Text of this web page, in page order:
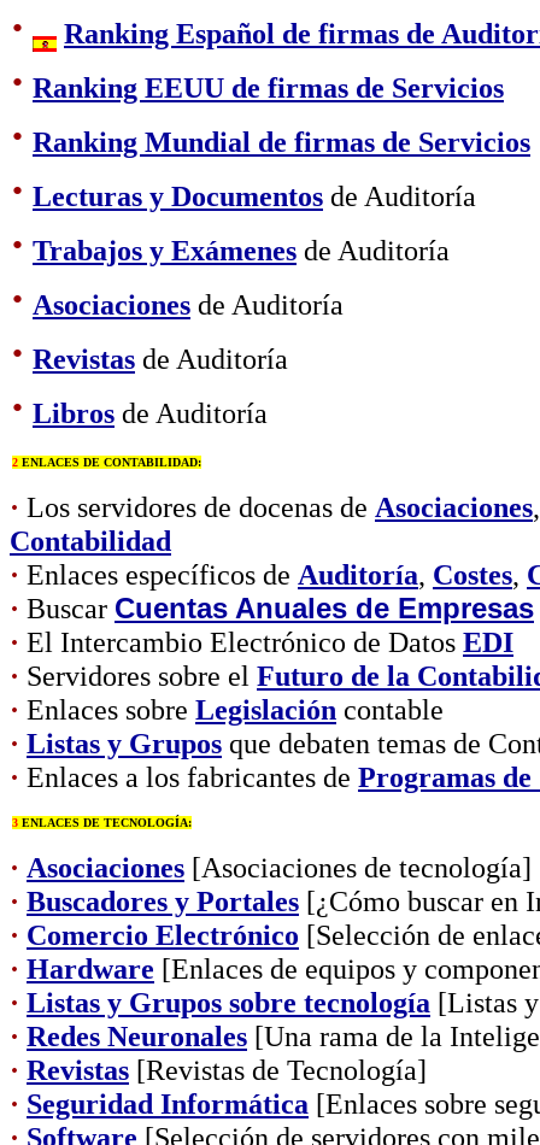
· Ranking Español de firmas de
· Ranking EEUU de firmas de Servicios
· Ranking Mundial de firmas de Servicios
· Lecturas y Documentos de Auditoría
· Trabajos y Exámenes de Auditoría
· Asociaciones de Auditoría
· Revistas de Auditoría
· Libros de Auditoría
2 ENLACES DE CONTABILIDAD:
· Los servidores de docenas de Asociaciones
Contabilidad
· Enlaces específicos de Auditoría, Costes,
· Buscar Cuentas Anuales de Empresas
· El Intercambio Electrónico de Datos EDI
· Servidores sobre el Futuro de la
· Enlaces sobre Legislación contable
· Listas y Grupos que debaten temas de
· Enlaces a los fabricantes de Programas
3 ENLACES DE TECNOLOGÍA:
· Asociaciones [Asociaciones de tecnología]
· Buscadores y Portales [¿Cómo buscar en
· Comercio Electrónico [Selección de
· Hardware [Enlaces de equipos y
· Listas y Grupos sobre tecnología [Listas
· Redes Neuronales [Una rama de la
· Revistas [Revistas de Tecnología]
· Seguridad Informática [Enlaces sobre
· Software [Selección de servidores con